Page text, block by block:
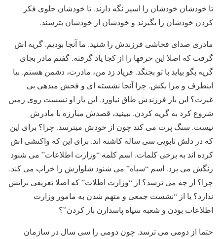
تا خودشان خودشان را اسیر نگه دارند. تا خودشان جلوی فکر
کردن خودشان را بگیرند و خودشان از خودشان بترسند.
مادری صدای فحاشی فرزندش را شنید. ما آنجا بودیم. گریه اش
گرفت که اصلا این حرفها را از کجا یاد گرفته. گفتم مادر بجای
گریه بگو بیاید با تو بجنگد. فریاد زد من، مادرت، دشمن هستم. بیا
اینطرف و مرا بکش. چرا آنجا نشسته ای و فحش میدهی بی
غیرت؟ این بار فرزندش طاق نیاورد. این بار او نشست روی زمین
شروع کرد به گریه کردن. ببینید، قصدش مبارزه با مادرش
نیست. سنگ پرت می کند چون از خودش میترسد. چرا؟ برای این
که در دلش تابویی سی ساله کاشته اند. برای این که واکنشی اش
کرده اند به برخی کلمات. اسم کلمه “وزارت اطلاعات” می شنود
رنگش می پرد. اسم “سپاه” می شنود شلوارش را خراب می کند.
چرا؟ از چه می ترسد؟ از “وزارت اطلات” که اصلا تعریفی برایش
ندارد؟ یا از “نشست جمعی و متهم شدن به مامور وزارت
اطلاعات بودن و شعبه سپاه پاسدارن باز کردن”؟
حتما از دومی می ترسد. چون دومی را سی سال در سازمان